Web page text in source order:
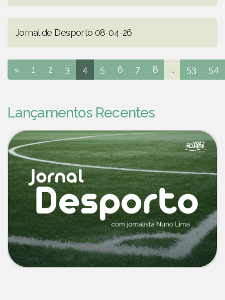
Jornal de Desporto 08-04-26
« 1 2 3 4 5 6 7 8 ... 53 54
Lançamentos Recentes